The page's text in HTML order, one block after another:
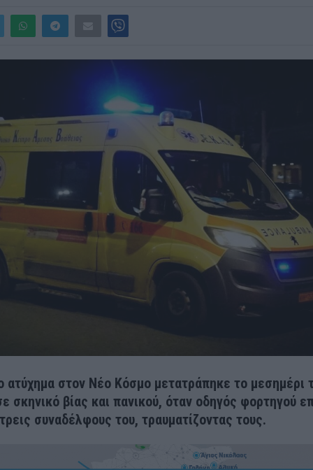
ατύχημα στον Νέο Κόσμο μετατράπηκε το μεσημέρι
σκηνικό βίας και πανικού, όταν οδηγός φορτηγού
συναδέλφους του, τραυματίζοντας τους.